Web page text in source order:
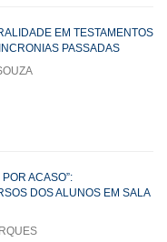
EM TESTAMENTOS
PASSADAS
ACASO”:
DOS ALUNOS EM SALA